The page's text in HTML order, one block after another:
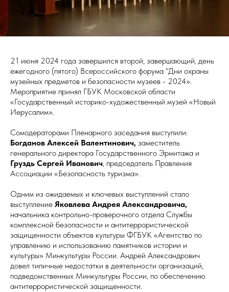
21 июня 2024 года завершился второй, завершающий, день
ежегодного (пятого) Всероссийского форума "Дни охраны
музейных предметов и безопасности музеев - 2024».
Мероприятие принял ГБУК Московской области
«Государственный историко-художественный музей «Новый
Иерусалим».
Сомодераторами Пленарного заседания выступили:
Богданов Алексей Валентинович, заместитель
генерального директора Государственного Эрмитажа и
Груздь Сергей Иванович, председатель Правления
Ассоциации «Безопасность туризма».
Одним из ожидаемых и ключевых выступлений стало
выступление Яковлева Андрея Александровича,
начальника контрольно-проверочного отдела Службы
комплексной безопасности и антитеррористической
защищенности объектов культуры ФГБУК «Агентство по
управлению и использованию памятников истории и
культуры» Минкультуры России. Андрей Александрович
довел типичные недостатки в деятельности организаций,
подведомственных Минкультуры России, по обеспечению
антитеррористической защищенности.